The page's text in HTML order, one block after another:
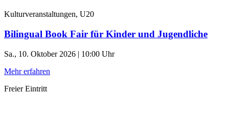
Kulturveranstaltungen, U20
Bilingual Book Fair für Kinder und Jugendliche
Sa., 10. Oktober 2026 | 10:00 Uhr
Mehr erfahren
Freier Eintritt